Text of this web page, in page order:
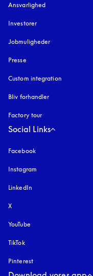
Ansvarlighed
Investorer
Jobmuligheder
Presse
Custom integration
Bliv forhandler
Factory tour
Social Links
Facebook
Instagram
LinkedIn
X
YouTube
TikTok
Pinterest